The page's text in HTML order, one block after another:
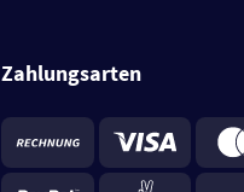
Zahlungsarten